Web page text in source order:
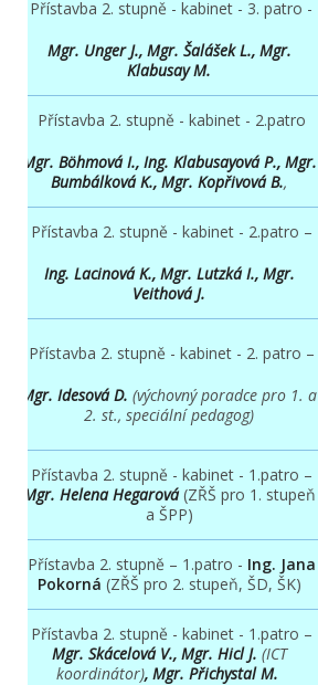
Přístavba 2. stupně - kabinet - 3. patro -
Mgr. Unger J., Mgr. Šalášek L., Mgr.
Klabusay M.
Přístavba 2. stupně - kabinet - 2.patro
Mgr. Böhmová I., Ing. Klabusayová P., Mgr.
Bumbálková K., Mgr. Kopřivová B.,
Přístavba 2. stupně - kabinet - 2.patro –
Ing. Lacinová K., Mgr. Lutzká I., Mgr.
Veithová J.
Přístavba 2. stupně - kabinet - 2. patro –
Mgr. Idesová D. (výchovný poradce pro 1. a
2. st., speciální pedagog)
Přístavba 2. stupně - kabinet - 1.patro –
Mgr. Helena Hegarová(ZŘŠ pro 1. stupeň
a ŠPP)
Přístavba 2. stupně – 1.patro - Ing. Jana
Pokorná (ZŘŠ pro 2. stupeň, ŠD, ŠK)
Přístavba 2. stupně - kabinet - 1.patro –
Mgr. Skácelová V., Mgr. Hicl J. (ICT
koordinátor), Mgr. Přichystal M.